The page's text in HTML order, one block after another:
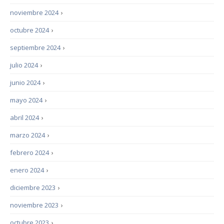
›
noviembre 2024
›
octubre 2024
›
septiembre 2024
›
julio 2024
›
junio 2024
›
mayo 2024
›
abril 2024
›
marzo 2024
›
febrero 2024
›
enero 2024
›
diciembre 2023
›
noviembre 2023